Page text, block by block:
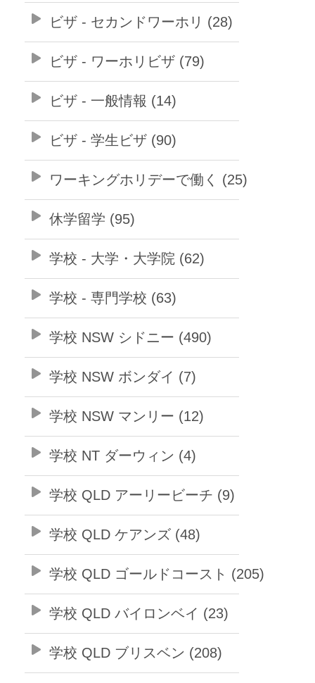
ビザ - セカンドワーホリ (28)
ビザ - ワーホリビザ (79)
ビザ - 一般情報 (14)
ビザ - 学生ビザ (90)
ワーキングホリデーで働く (25)
休学留学 (95)
学校 - 大学・大学院 (62)
学校 - 専門学校 (63)
学校 NSW シドニー (490)
学校 NSW ボンダイ (7)
学校 NSW マンリー (12)
学校 NT ダーウィン (4)
学校 QLD アーリービーチ (9)
学校 QLD ケアンズ (48)
学校 QLD ゴールドコースト (205)
学校 QLD バイロンベイ (23)
学校 QLD ブリスベン (208)